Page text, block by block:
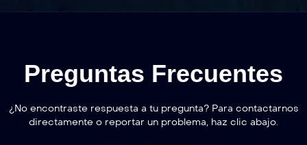
Preguntas Frecuentes
¿No encontraste respuesta a tu pregunta? Para contactarnos
directamente o reportar un problema, haz clic abajo.